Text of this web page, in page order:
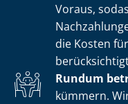
Voraus,
die Kosten
Rundum
kümmern.